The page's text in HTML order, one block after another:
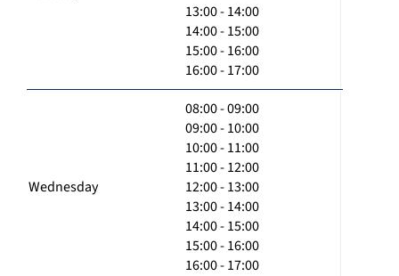
13:00 - 14:00
14:00 - 15:00
15:00 - 16:00
16:00 - 17:00
Wednesday
08:00 - 09:00
09:00 - 10:00
10:00 - 11:00
11:00 - 12:00
12:00 - 13:00
13:00 - 14:00
14:00 - 15:00
15:00 - 16:00
16:00 - 17:00